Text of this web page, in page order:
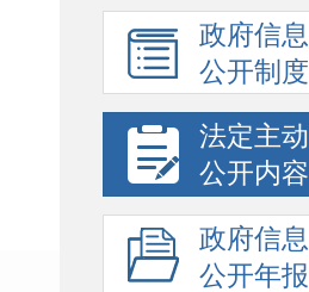
政府信息
公开制度
法定主动
公开内容
政府信息
公开年报